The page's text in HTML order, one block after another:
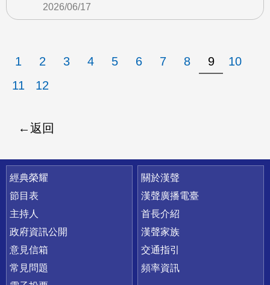
2026/06/17
1 2 3 4 5 6 7 8 9
10
11
12
返回
快速連結
經典榮耀
節目表
主持人
政府資訊公開
意見信箱
常見問題
關於漢聲
漢聲廣播電臺
首長介紹
漢聲家族
交通指引
頻率資訊